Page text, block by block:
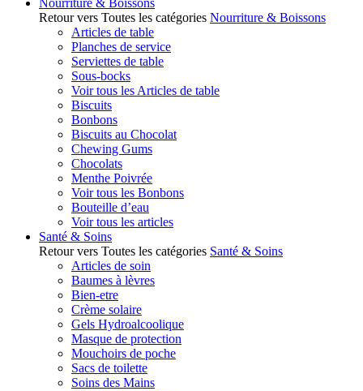
Nourriture & Boissons
Retour vers Toutes les catégories Nourriture & Boissons
Articles de table
Planches de service
Serviettes de table
Sous-bocks
Voir tous les Articles de table
Biscuits
Bonbons
Biscuits au Chocolat
Chewing Gums
Chocolats
Menthe Poivrée
Voir tous les Bonbons
Bouteille d’eau
Voir tous les articles
Santé & Soins
Retour vers Toutes les catégories Santé & Soins
Articles de soin
Baumes à lèvres
Bien-etre
Crème solaire
Gels Hydroalcoolique
Masque de protection
Mouchoirs de poche
Sacs de toilette
Soins des Mains